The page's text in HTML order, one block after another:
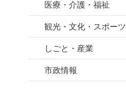
医療・介護・福祉
観光・文化・スポーツ
しごと・産業
市政情報